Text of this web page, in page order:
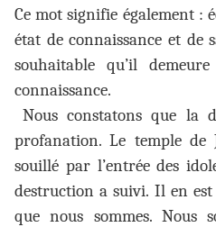
Ce mot signifie également :
état de connaissance et de
souhaitable qu’il
connaissance.
Nous constatons que la
profanation. Le temple de
souillé par l’entrée des
destruction a suivi. Il en
que nous sommes. Nous